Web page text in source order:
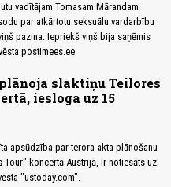
vadītājam Tomasam Mārandam
par atkārtotu seksuālu vardarbību
pazina. Iepriekš viņš bija saņēmis
postimees.ee
slaktiņu Teilores
iesloga uz 15
apsūdzība par terora akta plānošanu
Tour" koncertā Austrijā, ir notiesāts uz
"ustoday.com".